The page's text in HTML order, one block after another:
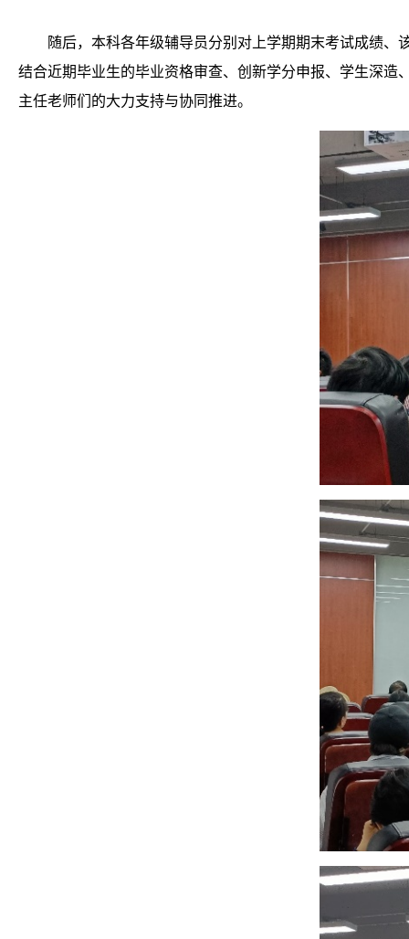
随后，本科各年级辅导员分别对上学期期末考试成绩
结合近期毕业生的毕业资格审查、创新学分申报、学生深
主任老师们的大力支持与协同推进。